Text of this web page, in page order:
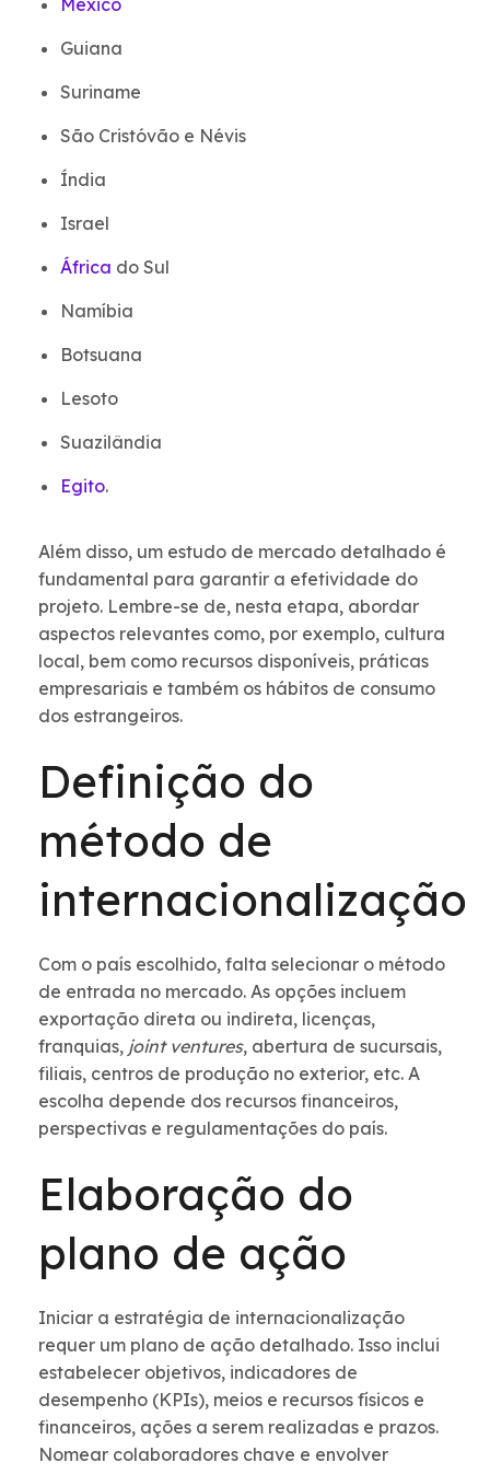
México
Guiana
Suriname
São Cristóvão e Névis
Índia
Israel
África do Sul
Namíbia
Botsuana
Lesoto
Suazilândia
Egito.
Além disso, um estudo de mercado detalhado é
fundamental para garantir a efetividade do
projeto. Lembre-se de, nesta etapa, abordar
aspectos relevantes como, por exemplo, cultura
local, bem como recursos disponíveis, práticas
empresariais e também os hábitos de consumo
dos estrangeiros.
Definição do
método de
internacionalização
Com o país escolhido, falta selecionar o método
de entrada no mercado. As opções incluem
exportação direta ou indireta, licenças,
franquias, joint ventures, abertura de sucursais,
filiais, centros de produção no exterior, etc. A
escolha depende dos recursos financeiros,
perspectivas e regulamentações do país.
Elaboração do
plano de ação
Iniciar a estratégia de internacionalização
requer um plano de ação detalhado. Isso inclui
estabelecer objetivos, indicadores de
desempenho (KPIs), meios e recursos físicos e
financeiros, ações a serem realizadas e prazos.
Nomear colaboradores chave e envolver